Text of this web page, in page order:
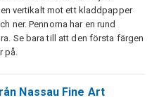
vertikalt mot ett kladdpapper
ner. Pennorna har en rund
Se bara till att den första färgen
på.
Nassau Fine Art